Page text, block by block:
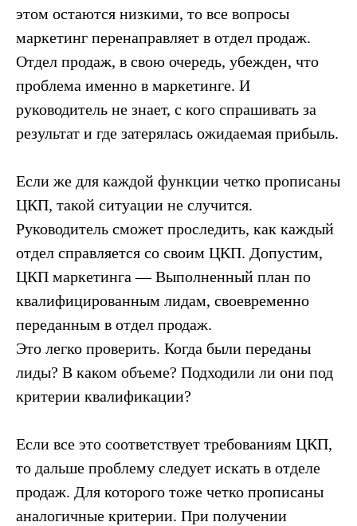
этом остаются низкими, то все вопросы
маркетинг перенаправляет в отдел продаж.
Отдел продаж, в свою очередь, убежден, что
проблема именно в маркетинге. И
руководитель не знает, с кого спрашивать за
результат и где затерялась ожидаемая прибыль.
Если же для каждой функции четко прописаны
ЦКП, такой ситуации не случится.
Руководитель сможет проследить, как каждый
отдел справляется со своим ЦКП. Допустим,
ЦКП маркетинга — Выполненный план по
квалифицированным лидам, своевременно
переданным в отдел продаж.
Это легко проверить. Когда были переданы
лиды? В каком объеме? Подходили ли они под
критерии квалификации?
Если все это соответствует требованиям ЦКП,
то дальше проблему следует искать в отделе
продаж. Для которого тоже четко прописаны
аналогичные критерии. При получении